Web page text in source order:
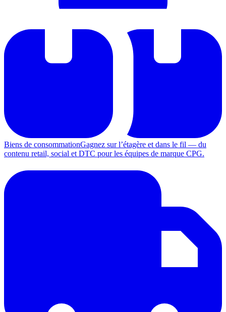
Biens de consommationGagnez sur l’étagère et dans le fil — du
contenu retail, social et DTC pour les équipes de marque CPG.